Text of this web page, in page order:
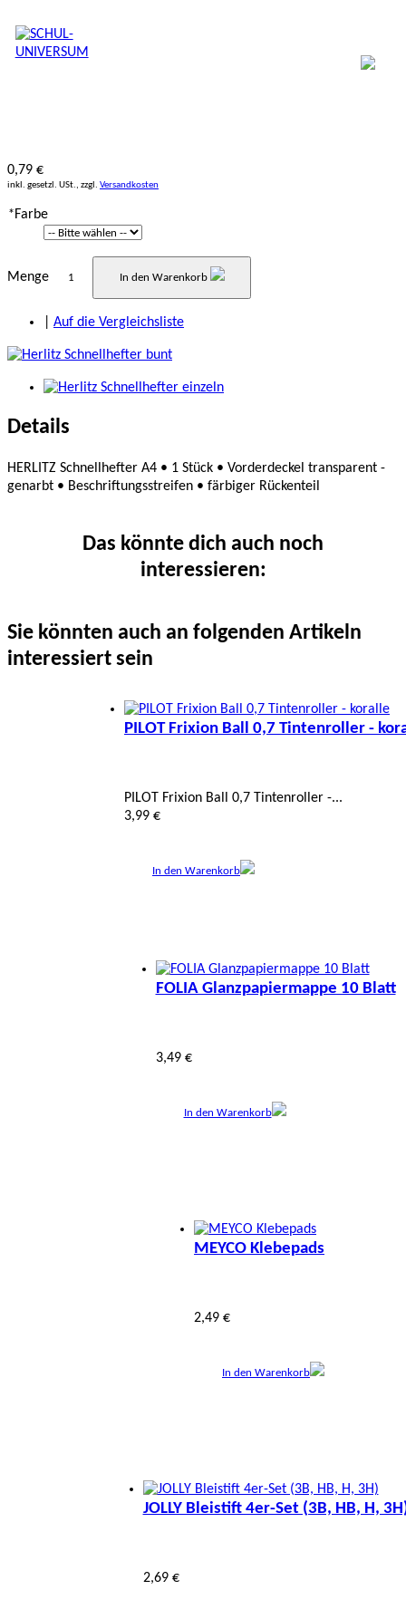
0,79 €
inkl. gesetzl. USt., zzgl. Versandkosten
*Farbe
Menge In den Warenkorb
Auf die Vergleichsliste
Details
HERLITZ Schnellhefter A4 • 1 Stück • Vorderdeckel transparent -
genarbt • Beschriftungsstreifen • färbiger Rückenteil
Das könnte dich auch noch
interessieren:
Sie könnten auch an folgenden Artikeln
interessiert sein
PILOT Frixion Ball 0,7 Tintenroller -
PILOT Frixion Ball 0,7 Tintenroller -...
3,99 €
In den Warenkorb
FOLIA Glanzpapiermappe 10 Blatt
3,49 €
In den Warenkorb
MEYCO Klebepads
2,49 €
In den Warenkorb
JOLLY Bleistift 4er-Set (3B, HB, H,
2,69 €